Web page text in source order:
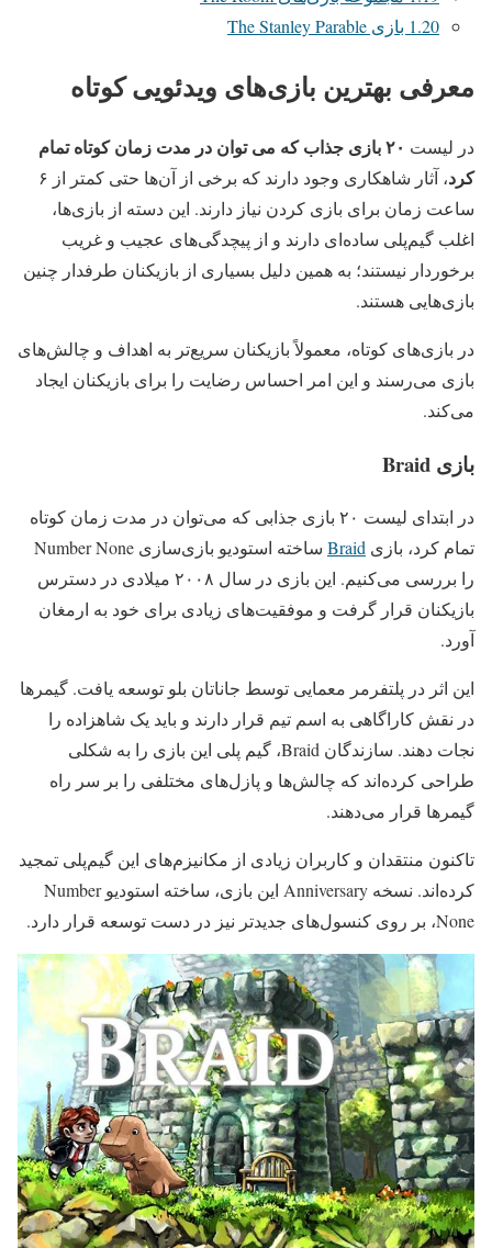
1.20 بازی The Stanley Parable
معرفی بهترین بازی‌های ویدئویی کوتاه
در لیست
۲۰ بازی جذاب که می ‌توان در مدت زمان کوتاه تمام
کرد
، آثار شاهکاری وجود دارند که برخی از آن‌ها حتی کمتر از ۶
ساعت زمان برای بازی کردن نیاز دارند. این دسته از بازی‌ها،
اغلب گیم‌پلی ساده‌ای دارند و از پیچدگی‌های عجیب و غریب
برخوردار نیستند؛ به همین دلیل بسیاری از بازیکنان طرفدار چنین
بازی‌هایی هستند.
در بازی‌های کوتاه، معمولاً بازیکنان سریع‌تر به اهداف و چالش‌های
بازی می‌رسند و این امر احساس رضایت را برای بازیکنان ایجاد
می‌کند.
بازی Braid
در ابتدای لیست ۲۰ بازی جذابی که می‌توان در مدت زمان کوتاه
تمام کرد، بازی Braid
ساخته استودیو بازی‌سازی Number None
را بررسی می‌کنیم. این بازی در سال ۲۰۰۸ میلادی در دسترس
بازیکنان قرار گرفت و موفقیت‌های زیادی برای خود به ارمغان
آورد.
این اثر در پلتفرمر معمایی توسط جاناتان بلو توسعه یافت. گیمرها
در نقش کاراگاهی به اسم تیم قرار دارند و باید یک شاهزاده را
نجات دهند. سازندگان Braid، گیم پلی این بازی را به شکلی
طراحی کرده‌اند که چالش‌ها و پازل‌های مختلفی را بر سر راه
گیمرها قرار می‌دهند.
تاکنون منتقدان و کاربران زیادی از مکانیزم‌های این گیم‌پلی تمجید
کرده‌اند. نسخه Anniversary این بازی، ساخته استودیو Number
None، بر روی کنسول‌های جدیدتر نیز در دست توسعه قرار دارد.